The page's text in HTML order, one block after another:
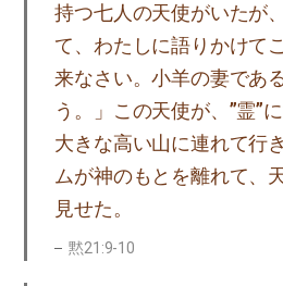
持つ七人の天使がいたが
て、わたしに語りかけて
来なさい。小羊の妻であ
う。」この天使が、”霊”
大きな高い山に連れて行
ムが神のもとを離れて、
見せた。
黙21:9-10